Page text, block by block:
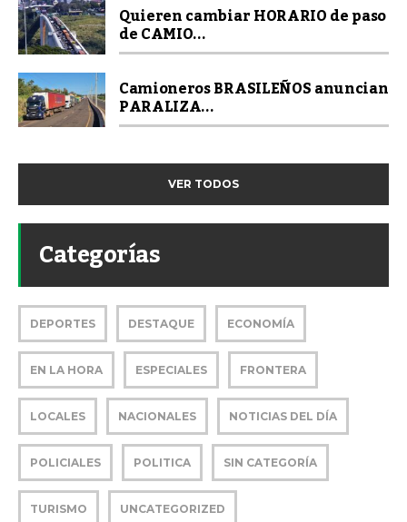
Quieren cambiar HORARIO de paso
de CAMIO...
Camioneros BRASILEÑOS anuncian
PARALIZA...
VER TODOS
Categorías
DEPORTES DESTAQUE ECONOMÍA
EN LA HORA ESPECIALES FRONTERA
LOCALES NACIONALES NOTICIAS DEL DÍA
POLICIALES POLITICA SIN CATEGORÍA
TURISMO UNCATEGORIZED